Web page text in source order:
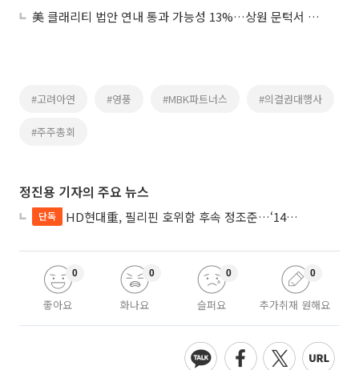
美 클래리티 법안 연내 통과 가능성 13%…상원 문턱서 제동
#고려아연 #영풍 #MBK파트너스 #의결권대행사
#주주총회
정진용 기자의 주요 뉴스
단독 HD현대重, 필리핀 호위함 후속 정조준…‘14척+α’ 싹쓸이 노린다
좋아요
0
화나요
0
슬퍼요
0
추가취재 원해요
0